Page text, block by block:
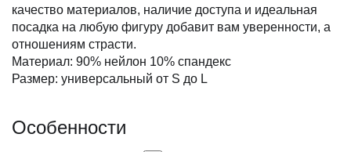
качество материалов, наличие доступа и идеальная
посадка на любую фигуру добавит вам уверенности, а
отношениям страсти.
Материал: 90% нейлон 10% спандекс
Размер: универсальный от S до L
Особенности